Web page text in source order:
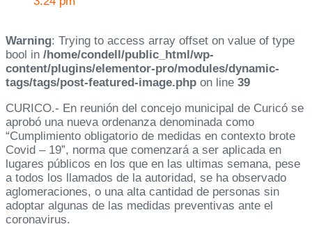
Warning: Trying to access array offset on value of type
bool in /home/condell/public_html/wp-
content/plugins/elementor-pro/modules/dynamic-
tags/tags/post-featured-image.php on line 39
CURICO.- En reunión del concejo municipal de Curicó se
aprobó una nueva ordenanza denominada como
“Cumplimiento obligatorio de medidas en contexto brote
Covid – 19”, norma que comenzará a ser aplicada en
lugares públicos en los que en las ultimas semana, pese
a todos los llamados de la autoridad, se ha observado
aglomeraciones, o una alta cantidad de personas sin
adoptar algunas de las medidas preventivas ante el
coronavirus.